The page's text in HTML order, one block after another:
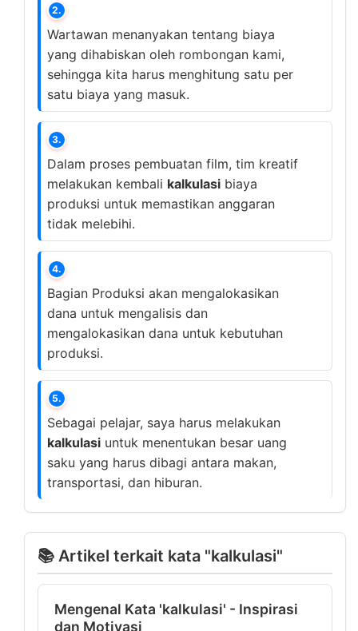
2.
Wartawan menanyakan tentang biaya
yang dihabiskan oleh rombongan kami,
sehingga kita harus menghitung satu per
satu biaya yang masuk.
3.
Dalam proses pembuatan film, tim kreatif
melakukan kembali kalkulasi biaya
produksi untuk memastikan anggaran
tidak melebihi.
4.
Bagian Produksi akan mengalokasikan
dana untuk mengalisis dan
mengalokasikan dana untuk kebutuhan
produksi.
5.
Sebagai pelajar, saya harus melakukan
kalkulasi untuk menentukan besar uang
saku yang harus dibagi antara makan,
transportasi, dan hiburan.
📚 Artikel terkait kata "kalkulasi"
Mengenal Kata 'kalkulasi' - Inspirasi
dan Motivasi